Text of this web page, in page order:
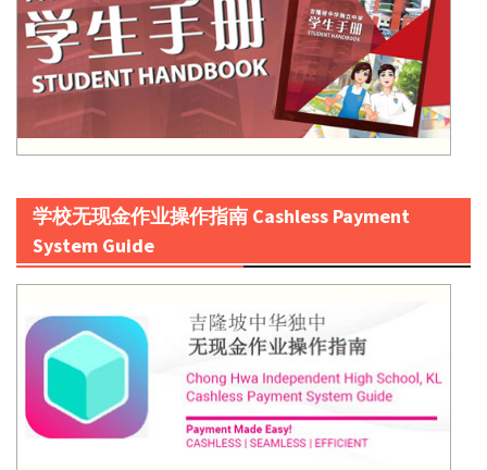
学校无现金作业操作指南 Cashless Payment
System Guide